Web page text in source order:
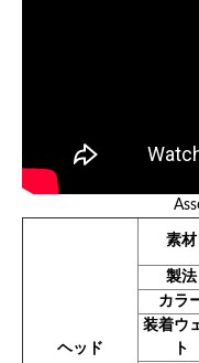
ヘッド
素材
製法
カラ
装着ウ
ト